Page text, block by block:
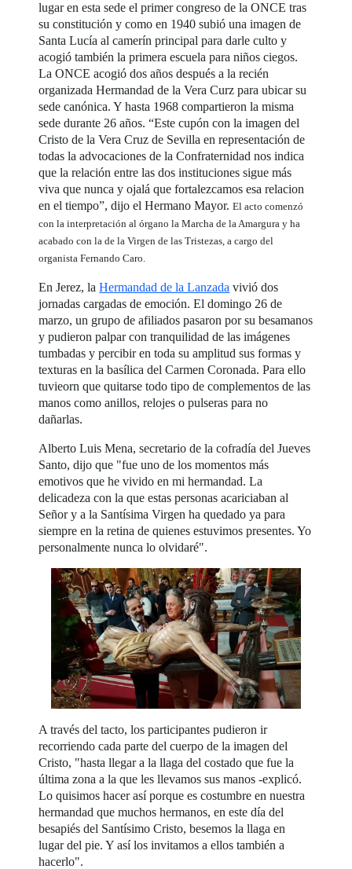
lugar en esta sede el primer congreso de la ONCE tras
su constitución y como en 1940 subió una imagen de
Santa Lucía al camerín principal para darle culto y
acogió también la primera escuela para niños ciegos.
La ONCE acogió dos años después a la recién
organizada Hermandad de la Vera Curz para ubicar su
sede canónica. Y hasta 1968 compartieron la misma
sede durante 26 años. “Este cupón con la imagen del
Cristo de la Vera Cruz de Sevilla en representación de
todas la advocaciones de la Confraternidad nos indica
que la relación entre las dos instituciones sigue más
viva que nunca y ojalá que fortalezcamos esa relacion
en el tiempo”, dijo el Hermano Mayor.El acto comenzó
con la interpretación al órgano la Marcha de la Amargura y ha
acabado con la de la Virgen de las Tristezas, a cargo del
organista Fernando Caro.
En Jerez, laHermandad de la Lanzada vivió dos
jornadas cargadas de emoción. El domingo 26 de
marzo, un grupo de afiliados pasaron por su besamanos
y pudieron palpar con tranquilidad de las imágenes
tumbadas y percibir en toda su amplitud sus formas y
texturas en la basílica del Carmen Coronada. Para ello
tuvieorn que quitarse todo tipo de complementos de las
manos como anillos, relojes o pulseras para no
dañarlas.
Alberto Luis Mena, secretario de la cofradía del Jueves
Santo, dijo que "fue uno de los momentos más
emotivos que he vivido en mi hermandad. La
delicadeza con la que estas personas acariciaban al
Señor y a la Santísima Virgen ha quedado ya para
siempre en la retina de quienes estuvimos presentes. Yo
personalmente nunca lo olvidaré".
A través del tacto, los participantes pudieron ir
recorriendo cada parte del cuerpo de la imagen del
Cristo, "hasta llegar a la llaga del costado que fue la
última zona a la que les llevamos sus manos -explicó.
Lo quisimos hacer así porque es costumbre en nuestra
hermandad que muchos hermanos, en este día del
besapiés del Santísimo Cristo, besemos la llaga en
lugar del pie. Y así los invitamos a ellos también a
hacerlo".